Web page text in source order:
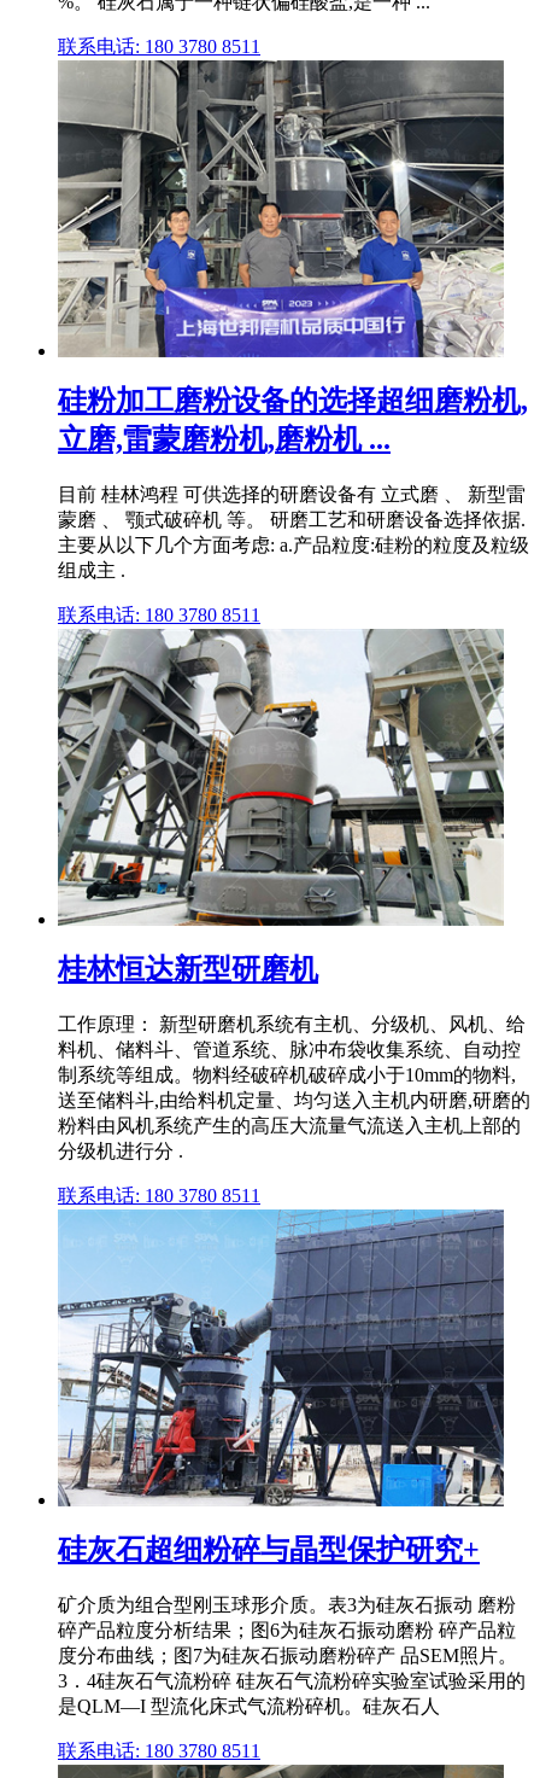
联系电话: 180 3780 8511
硅粉加工磨粉设备的选择超细磨粉机,
立磨,雷蒙磨粉机,磨粉机 ...
目前 桂林鸿程 可供选择的研磨设备有 立式磨 、 新型雷
蒙磨 、 颚式破碎机 等。 研磨工艺和研磨设备选择依据.
主要从以下几个方面考虑: a.产品粒度:硅粉的粒度及粒级
组成主 .
联系电话: 180 3780 8511
桂林恒达新型研磨机
工作原理： 新型研磨机系统有主机、分级机、风机、给
料机、储料斗、管道系统、脉冲布袋收集系统、自动控
制系统等组成。物料经破碎机破碎成小于10mm的物料,
送至储料斗,由给料机定量、均匀送入主机内研磨,研磨的
粉料由风机系统产生的高压大流量气流送入主机上部的
分级机进行分 .
联系电话: 180 3780 8511
硅灰石超细粉碎与晶型保护研究+
矿介质为组合型刚玉球形介质。表3为硅灰石振动 磨粉
碎产品粒度分析结果；图6为硅灰石振动磨粉 碎产品粒
度分布曲线；图7为硅灰石振动磨粉碎产 品SEM照片。
3．4硅灰石气流粉碎 硅灰石气流粉碎实验室试验采用的
是QLM—I 型流化床式气流粉碎机。硅灰石人
联系电话: 180 3780 8511